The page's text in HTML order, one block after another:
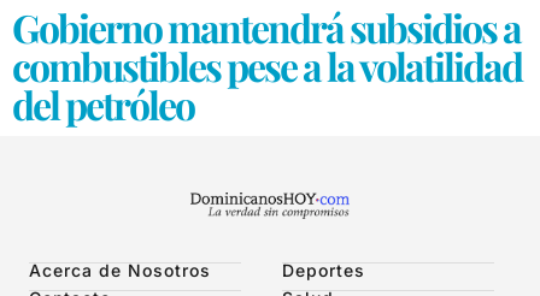
Gobierno mantendrá subsidios a
combustibles pese a la volatilidad
del petróleo
Acerca de Nosotros
Deportes